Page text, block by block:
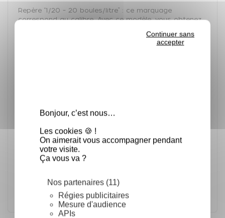
Bonjour, c’est nous…
Les cookies 🍪 !
On aimerait vous accompagner pendant
votre visite.
Ça vous va ?
Nos partenaires (11)
Régies publicitaires
Mesure d'audience
APIs
Continuer sans
accepter
Repère “1/20 – 20 boules/litre” : ce marquage
correspond au calibre. Avec ce modèle, vous obtenez
(1 litre ÷ 20). Un format de taille moyenne,
Revêtement antiadhésif en céramique bleue
Résistant au lave-vaisselle
Fabriqué en Allemagne, pour sa robustesse et sa
longévité
Utilisation en conditions pro :
boules de glace régulières et bien calibrées,
portions et la rentabilité en point de vente.